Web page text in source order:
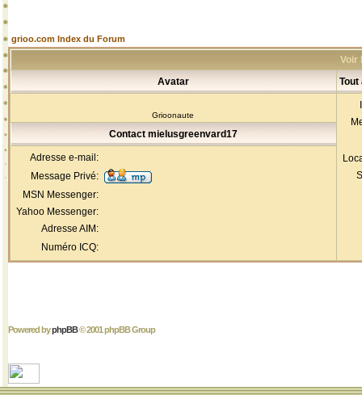
grioo.com Index du Forum
Voir
Avatar
Tout
Grioonaute
Contact mielusgreenvard17
Adresse e-mail:
Message Privé:
MSN Messenger:
Yahoo Messenger:
Adresse AIM:
Numéro ICQ:
Powered byphpBB© 2001 phpBB Group